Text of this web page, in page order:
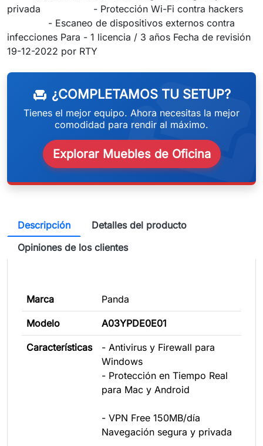
privada - Protección Wi-Fi contra hackers
- Escaneo de dispositivos externos contra
infecciones Para - 1 licencia / 3 años Fecha de revisión
19-12-2022 por RTY
chair ¿COMPLETAMOS TU SETUP?
Tienes el mejor equipo. Ahora necesitas la mejor
comodidad para rendir al máximo.
Explorar Muebles de Oficina
Descripción
Detalles del producto
Opiniones de los clientes
Marca Panda
Modelo A03YPDE0E01
Características
- Antivirus y Firewall para
Windows
- Protección en Tiempo Real
para Mac y Android
- VPN Free 150MB/día
Navegación segura y privada